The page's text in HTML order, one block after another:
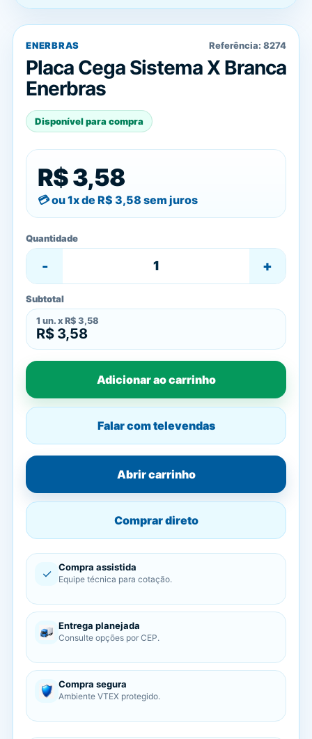
ENERBRAS Referência: 8274
Placa Cega Sistema X Branca
Enerbras
Disponível para compra
R$ 3,58
ou 1x de R$ 3,58 sem juros
Quantidade
- +
Subtotal
1 un. x R$ 3,58
R$ 3,58
Adicionar ao carrinho
Falar com televendas
Abrir carrinho
Comprar direto
✓ Compra assistida
Equipe técnica para cotação.
Entrega planejada
Consulte opções por CEP.
Compra segura
Ambiente VTEX protegido.